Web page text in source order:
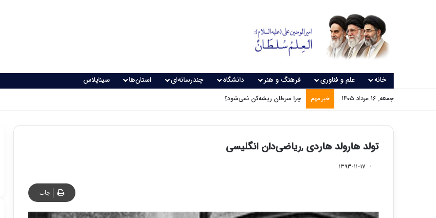
خانه علم و فناوری فرهنگ و هنر دانشگاه چندرسانه‌ای استان‌ها سیناپلاس
جمعه, ۱۶ مرداد ۱۴۰۵ خبر مهم چرا سرطان ریشه‌کن نمی‌شود؟
تولد هارولد هاردی ,ریاضی‌دان انگلیسی
۱۳۹۳-۱۱-۱۷
چاپ